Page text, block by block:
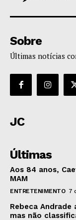
Sobre
Últimas notícias
JC
Últimas
Aos 84 anos,
MAM
ENTRETENIMENTO 7
Rebeca
mas não